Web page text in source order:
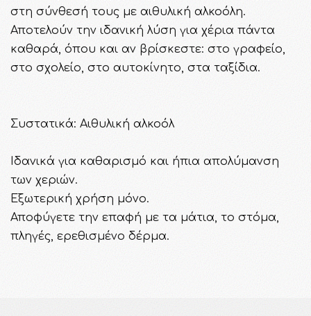
στη σύνθεσή τους με αιθυλική αλκοόλη.
Αποτελούν την ιδανική λύση για χέρια πάντα
καθαρά, όπου και αν βρίσκεστε: στο γραφείο,
στο σχολείο, στο αυτοκίνητο, στα ταξίδια.
Συστατικά: Αιθυλική αλκοόλ
Ιδανικά για καθαρισμό και ήπια απολύμανση
των χεριών.
Εξωτερική χρήση μόνο.
Αποφύγετε την επαφή με τα μάτια, το στόμα,
πληγές, ερεθισμένο δέρμα.